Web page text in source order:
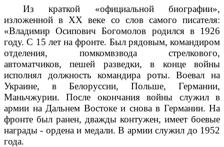
Из краткой «официальной биографии»,
изложенной в ХХ веке со слов самого писателя:
«Владимир Осипович Богомолов родился в 1926
году. С 15 лет на фронте. Был рядовым, командиром
отделения, помкомвзвода стрелкового,
автоматчиков, пешей разведки, в конце войны
исполнял должность командира роты. Воевал на
Украине, в Белоруссии, Польше, Германии,
Маньчжурии. После окончания войны служил в
армии на Дальнем Востоке и снова в Германии. На
фронте был ранен, дважды контужен, имеет боевые
награды - ордена и медали. В армии служил до 1952
года.